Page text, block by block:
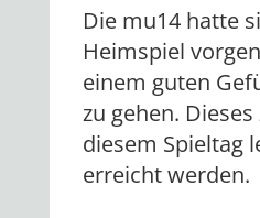
Die mu14 hatte
Heimspiel
einem guten
zu gehen.
diesem Spieltag
erreicht werden.